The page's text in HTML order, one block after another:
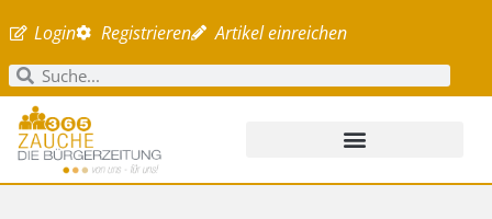
Login Registrieren Artikel einreichen